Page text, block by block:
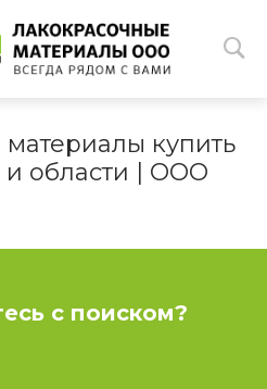
купить
области | ООО
с поиском?